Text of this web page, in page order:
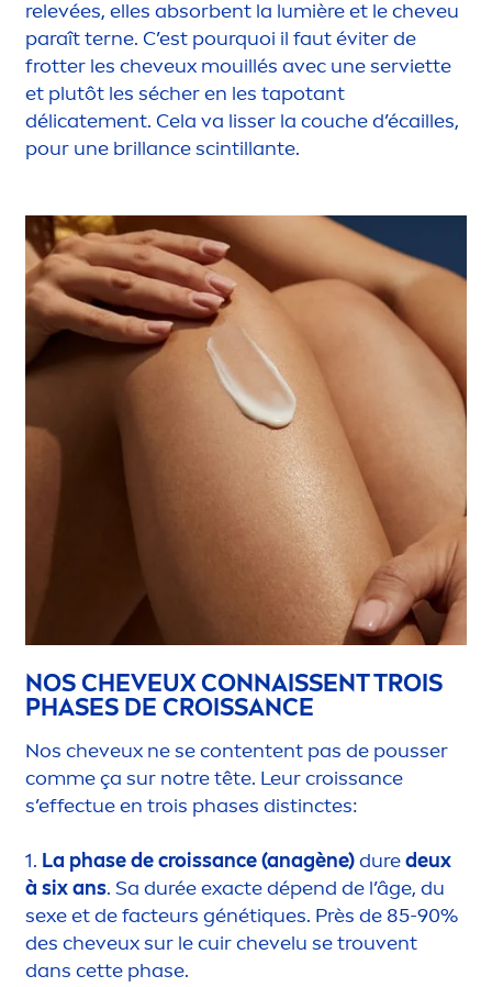
relevées, elles absorbent la lumière et le cheveu
paraît terne. C’est pourquoi il faut éviter de
frotter les cheveux mouillés avec une serviette
et plutôt les sécher en les tapotant
délicatement. Cela va lisser la couche d’écailles,
pour une brillance scintillante.
NOS CHEVEUX CONNAISSENT TROIS
PHASES DE CROISSANCE
Nos cheveux ne se contentent pas de pousser
comme ça sur notre tête. Leur croissance
s’effectue en trois phases distinctes:
1. La phase de croissance (anagène)duredeux
à six ans. Sa durée exacte dépend de l’âge, du
sexe et de facteurs génétiques. Près de 85-90%
des cheveux sur le cuir chevelu se trouvent
dans cette phase.